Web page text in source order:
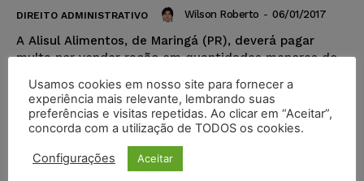
DIREITO ADMINISTRATIVO Wilson Roberto - 06/01/2017
A Alisul Alimentos, de Maringá (PR), deverá pagar
multa por vender ração em quantidades menores do
Popular
Usamos cookies em nosso site para fornecer a
experiência mais relevante, lembrando suas
preferências e visitas repetidas. Ao clicar em “Aceitar”,
concorda com a utilização de TODOS os cookies.
Configurações Aceitar